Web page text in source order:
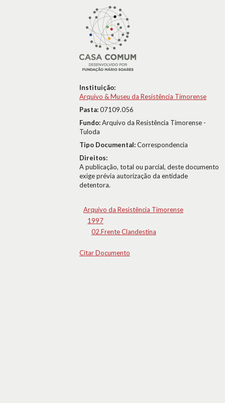
Instituição:
Arquivo & Museu da Resistência Timorense
Pasta:07109.056
Fundo:Arquivo da Resistência Timorense -
Tuloda
Tipo Documental:Correspondencia
Direitos:
A publicação, total ou parcial, deste documento
exige prévia autorização da entidade
detentora.
Arquivo da Resistência Timorense
1997
02.Frente Clandestina
Citar Documento